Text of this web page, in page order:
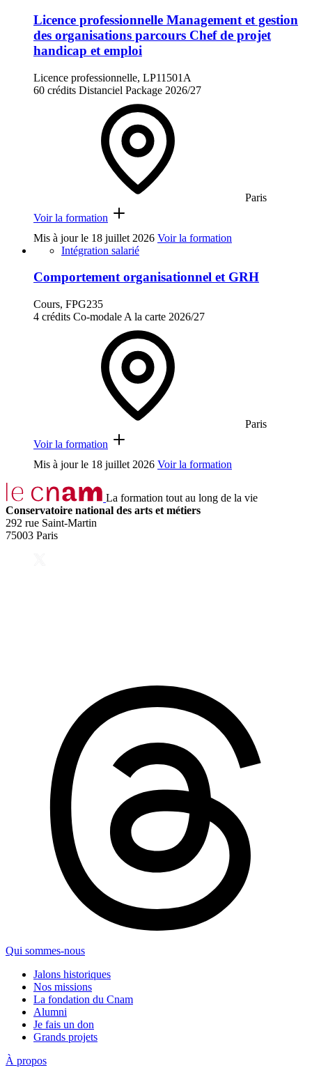
Licence professionnelle Management et gestion
des organisations parcours Chef de projet
handicap et emploi
Licence professionnelle, LP11501A
60 crédits Distanciel Package 2026/27
Paris
Voir la formation
Mis à jour le 18 juillet 2026 Voir la formation
Intégration salarié
Comportement organisationnel et GRH
Cours, FPG235
4 crédits Co-modale A la carte 2026/27
Paris
Voir la formation
Mis à jour le 18 juillet 2026 Voir la formation
La formation tout au long de la vie
Conservatoire national des arts et métiers
292 rue Saint-Martin
75003 Paris
Qui sommes-nous
Jalons historiques
Nos missions
La fondation du Cnam
Alumni
Je fais un don
Grands projets
À propos